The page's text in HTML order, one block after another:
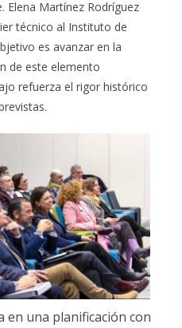
Elena Martínez Rodríguez
técnico al Instituto de
es avanzar en la
de este elemento
refuerza el rigor histórico
en una planificación con